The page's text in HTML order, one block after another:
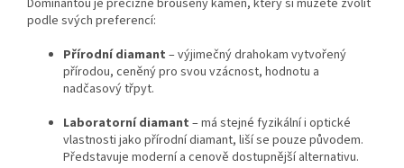
Dominantou je precizně broušený kámen, který si můžete zvolit
podle svých preferencí:
Přírodní diamant – výjimečný drahokam vytvořený
přírodou, ceněný pro svou vzácnost, hodnotu a
nadčasový třpyt.
Laboratorní diamant – má stejné fyzikální i optické
vlastnosti jako přírodní diamant, liší se pouze původem.
Představuje moderní a cenově dostupnější alternativu.